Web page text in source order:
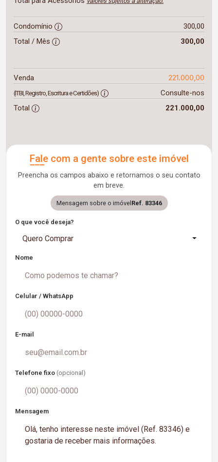
Condomínio
300,00
Total / Mês
300,00
Venda 221.000,00
(ITBI, Registro, Escritura e Certidões)
Consulte-nos
Total
221.000,00
Fale com a gente sobre este imóvel
Preencha os campos abaixo e retornamos o seu contato
em breve.
Mensagem sobre o imóvelRef. 83346
O que você deseja?
Quero Comprar
Nome
Celular / WhatsApp
E-mail
Telefone fixo (opcional)
Mensagem